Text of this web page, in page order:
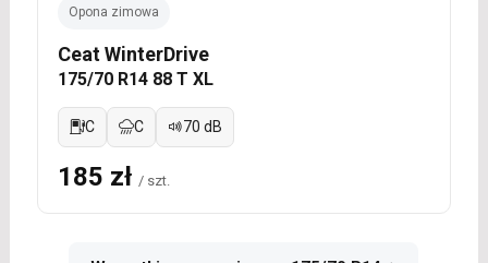
Opona zimowa
Ceat WinterDrive
175/70 R14 88 T XL
C C 70 dB
185 zł / szt.